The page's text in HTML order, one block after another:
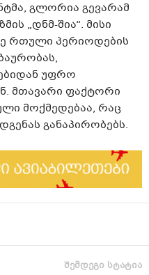
გლორია გევარამ
„დნმ-შია“. მისი
რთული პერიოდების
უფრო
მთავარი ფაქტორი
მოქმედებაა, რაც
განაპირობებს.
შემდეგი სტატია